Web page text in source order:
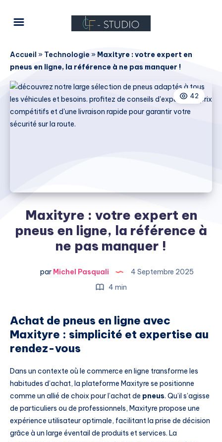
Accueil » Technologie » Maxityre : votre expert en
pneus en ligne, la référence à ne pas manquer !
42
Maxityre : votre expert en
pneus en ligne, la référence à
ne pas manquer !
parMichel Pasquali
4 Septembre 2025
4 min
Achat de pneus en ligne avec
Maxityre : simplicité et expertise au
rendez-vous
Dans un contexte où le commerce en ligne transforme les
habitudes d’achat, la plateforme Maxityre se positionne
comme un allié de choix pour l’achat de pneus. Qu’il s’agisse
de particuliers ou de professionnels, Maxityre propose une
expérience utilisateur optimale, facilitant la prise de décision
grâce à un large éventail de produits et services. La